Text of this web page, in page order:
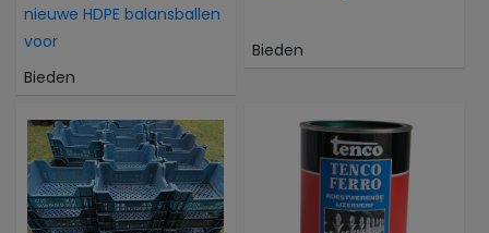
nieuwe HDPE balansballen
voor
Bieden
Bieden